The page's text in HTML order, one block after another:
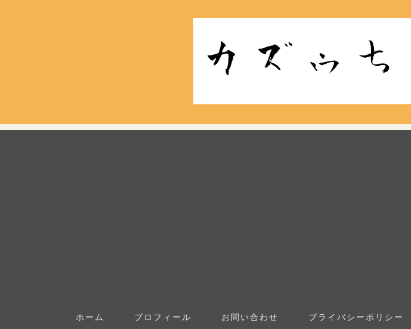
ホーム プロフィール お問い合わせ プライバシーポリシー